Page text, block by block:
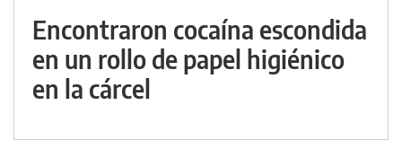
Encontraron cocaína escondida
en un rollo de papel higiénico
en la cárcel